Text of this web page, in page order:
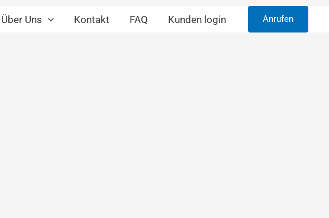
Über Uns Kontakt FAQ Kunden login Anrufen